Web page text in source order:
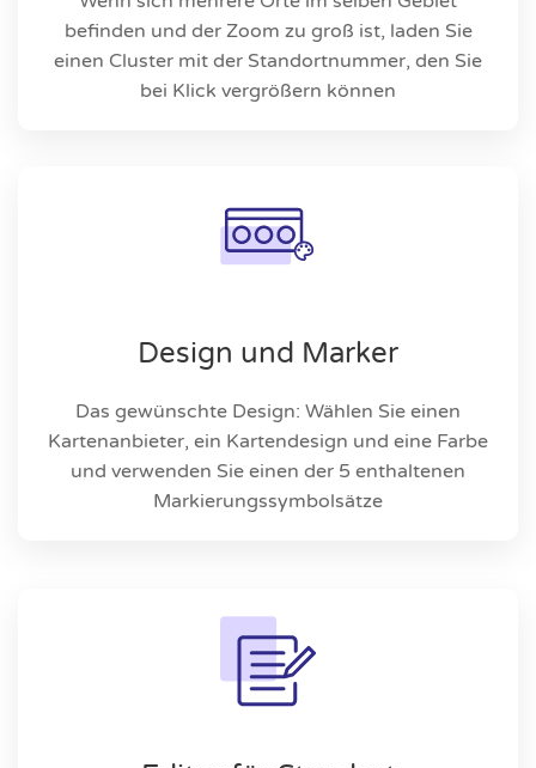
befinden und der Zoom zu groß ist, laden Sie
einen Cluster mit der Standortnummer, den Sie
bei Klick vergrößern können
Design und Marker
Das gewünschte Design: Wählen Sie einen
Kartenanbieter, ein Kartendesign und eine Farbe
und verwenden Sie einen der 5 enthaltenen
Markierungssymbolsätze